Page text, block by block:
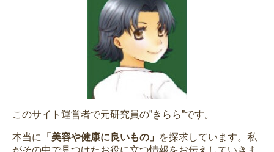
このサイト運営者で元研究員の”きらら”です。
本当に 「美容や健康に良いもの」 を探求しています。私
がその中で見つけたお役に立つ情報をお伝えしていきま